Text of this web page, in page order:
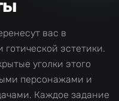
вас в
эстетики.
уголки этого
персонажами и
Каждое задание